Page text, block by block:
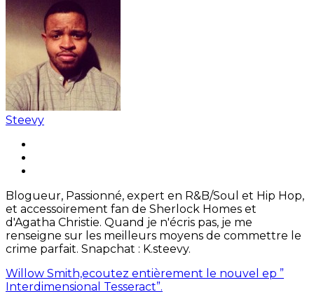
Steevy
Blogueur, Passionné, expert en R&B/Soul et Hip Hop,
et accessoirement fan de Sherlock Homes et
d'Agatha Christie. Quand je n'écris pas, je me
renseigne sur les meilleurs moyens de commettre le
crime parfait. Snapchat : K.steevy.
Willow Smith,ecoutez entièrement le nouvel ep ”
Interdimensional Tesseract”.